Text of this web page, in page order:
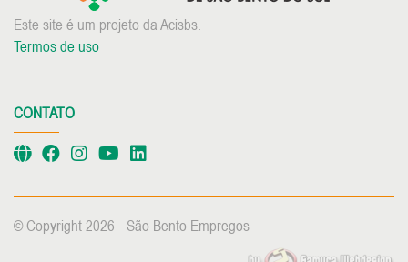
Este site é um projeto da Acisbs.
Termos de uso
CONTATO
© Copyright 2026 - São Bento Empregos